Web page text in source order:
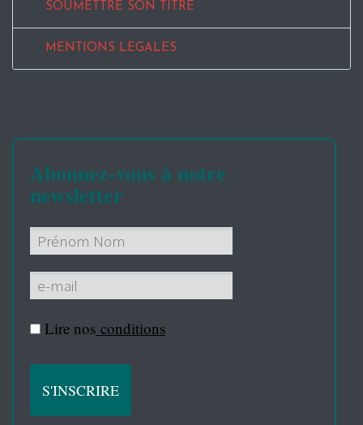
SOUMETTRE SON TITRE
MENTIONS LEGALES
Abonnez-vous à notre
newsletter
Lire nos conditions